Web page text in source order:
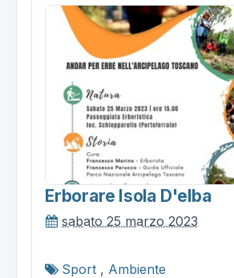
Erborare Isola D'elba
sabato 25 marzo 2023
Sport , Ambiente